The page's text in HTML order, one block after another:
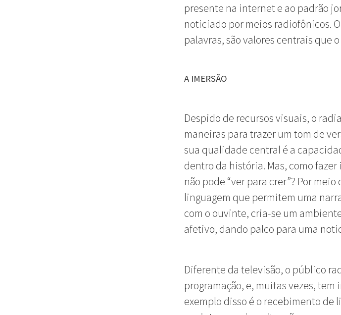
presente na internet e ao padrão
noticiado por meios radiofônicos.
palavras, são valores centrais que
A IMERSÃO
Despido de recursos visuais, o
maneiras para trazer um tom de
sua qualidade central é a
dentro da história. Mas, como
não pode “ver para crer”? Por
linguagem que permitem uma
com o ouvinte, cria-se um
afetivo, dando palco para uma
Diferente da televisão, o público
programação, e, muitas vezes,
exemplo disso é o recebimento de